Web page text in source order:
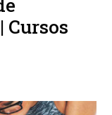
Cursos